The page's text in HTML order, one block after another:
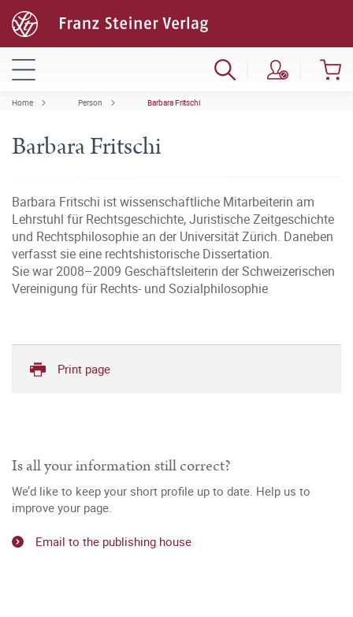
Home Person Barbara Fritschi
Barbara Fritschi
Barbara Fritschi ist wissenschaftliche Mitarbeiterin am
Lehrstuhl für Rechtsgeschichte, Juristische Zeitgeschichte
und Rechtsphilosophie an der Universität Zürich. Daneben
verfasst sie eine rechtshistorische Dissertation.
Sie war 2008–2009 Geschäftsleiterin der Schweizerischen
Vereinigung für Rechts- und Sozialphilosophie
Print page
Is all your information still correct?
We’d like to keep your short profile up to date. Help us to
improve your page.
Email to the publishing house